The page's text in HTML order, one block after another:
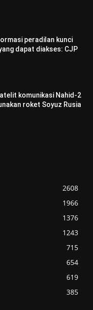
peradilan kunci
dapat diakses: CJP
komunikasi Nahid-2
roket Soyuz Rusia
2608
1966
1376
1243
715
654
619
385